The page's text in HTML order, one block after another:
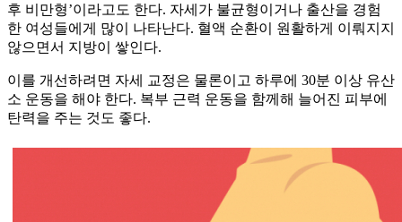
후 비만형’이라고도 한다. 자세가 불균형이거나 출산을 경험
한 여성들에게 많이 나타난다. 혈액 순환이 원활하게 이뤄지지
않으면서 지방이 쌓인다.
이를 개선하려면 자세 교정은 물론이고 하루에 30분 이상 유산
소 운동을 해야 한다. 복부 근력 운동을 함께해 늘어진 피부에
탄력을 주는 것도 좋다.